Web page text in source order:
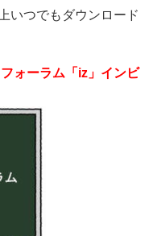
いつでもダウンロード
ォーラム「iz」インビ